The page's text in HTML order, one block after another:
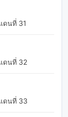
ดนที่ 31
ดนที่ 32
ดนที่ 33